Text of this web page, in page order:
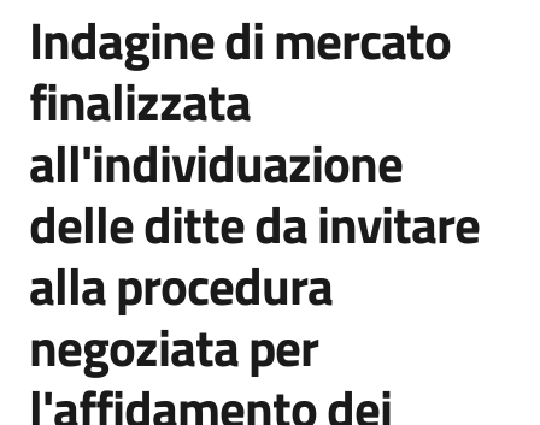
strumenti
Supporto
Piattaforme
telematiche
Salta al contenuto
Indagine di mercato
finalizzata
all'individuazione
delle ditte da invitare
alla procedura
negoziata per
l'affidamento dei